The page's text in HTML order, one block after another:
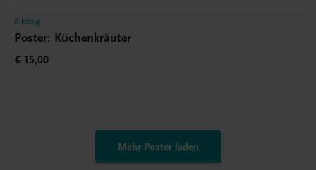
Bildung
Poster: Küchenkräuter
€ 15,00
Mehr Poster laden